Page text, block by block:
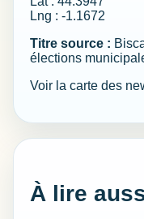
Lng : -1.1672
Titre source :
élections
Voir la carte des
À lire